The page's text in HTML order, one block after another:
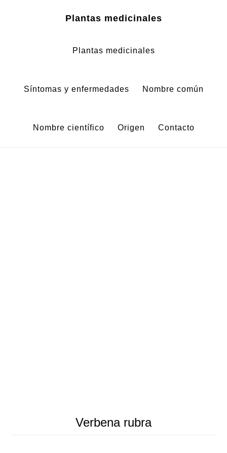
Plantas medicinales
Plantas medicinales
Síntomas y enfermedades Nombre común
Nombre científico Origen Contacto
Verbena rubra